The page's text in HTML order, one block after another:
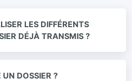
LES DIFFÉRENTS
DÉJÀ TRANSMIS ?
DOSSIER ?